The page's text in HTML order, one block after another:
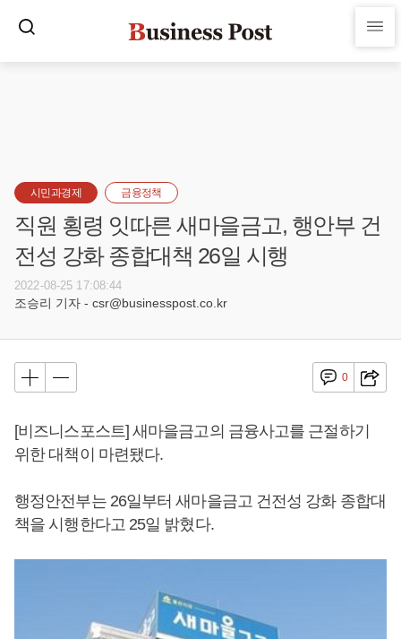
시민과경제 금융정책
직원 횡령 잇따른 새마을금고, 행안부 건
전성 강화 종합대책 26일 시행
2022-08-25 17:08:44
조승리 기자 - csr@businesspost.co.kr
0
[비즈니스포스트] 새마을금고의 금융사고를 근절하기
위한 대책이 마련됐다.
행정안전부는 26일부터 새마을금고 건전성 강화 종합대
책을 시행한다고 25일 밝혔다.